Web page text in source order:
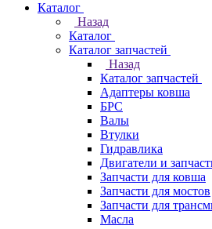
Каталог
Назад
Каталог
Каталог запчастей
Назад
Каталог запчастей
Адаптеры ковша
БРС
Валы
Втулки
Гидравлика
Двигатели и
Запчасти для ковша
Запчасти для мостов
Запчасти для
Масла